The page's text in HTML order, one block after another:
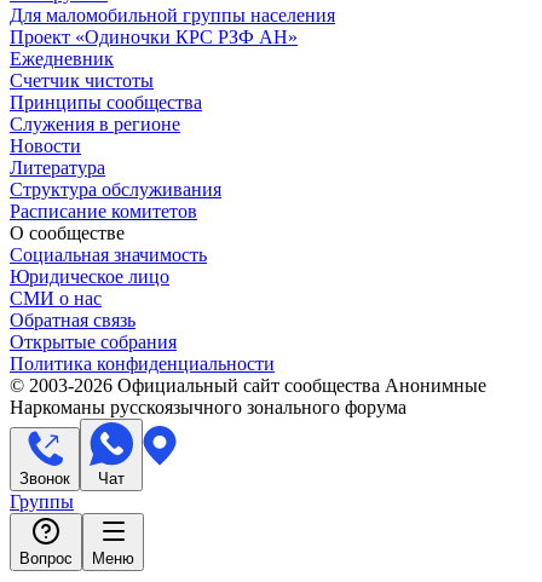
Для маломобильной группы населения
Проект «Одиночки КРС РЗФ АН»
Ежедневник
Счетчик чистоты
Принципы сообщества
Служения в регионе
Новости
Литература
Структура обслуживания
Расписание комитетов
О сообществе
Социальная значимость
Юридическое лицо
СМИ о нас
Обратная связь
Открытые собрания
Политика конфиденциальности
© 2003-2026 Официальный сайт сообщества Анонимные
Наркоманы русскоязычного зонального форума
Звонок Чат
Группы
Вопрос Меню